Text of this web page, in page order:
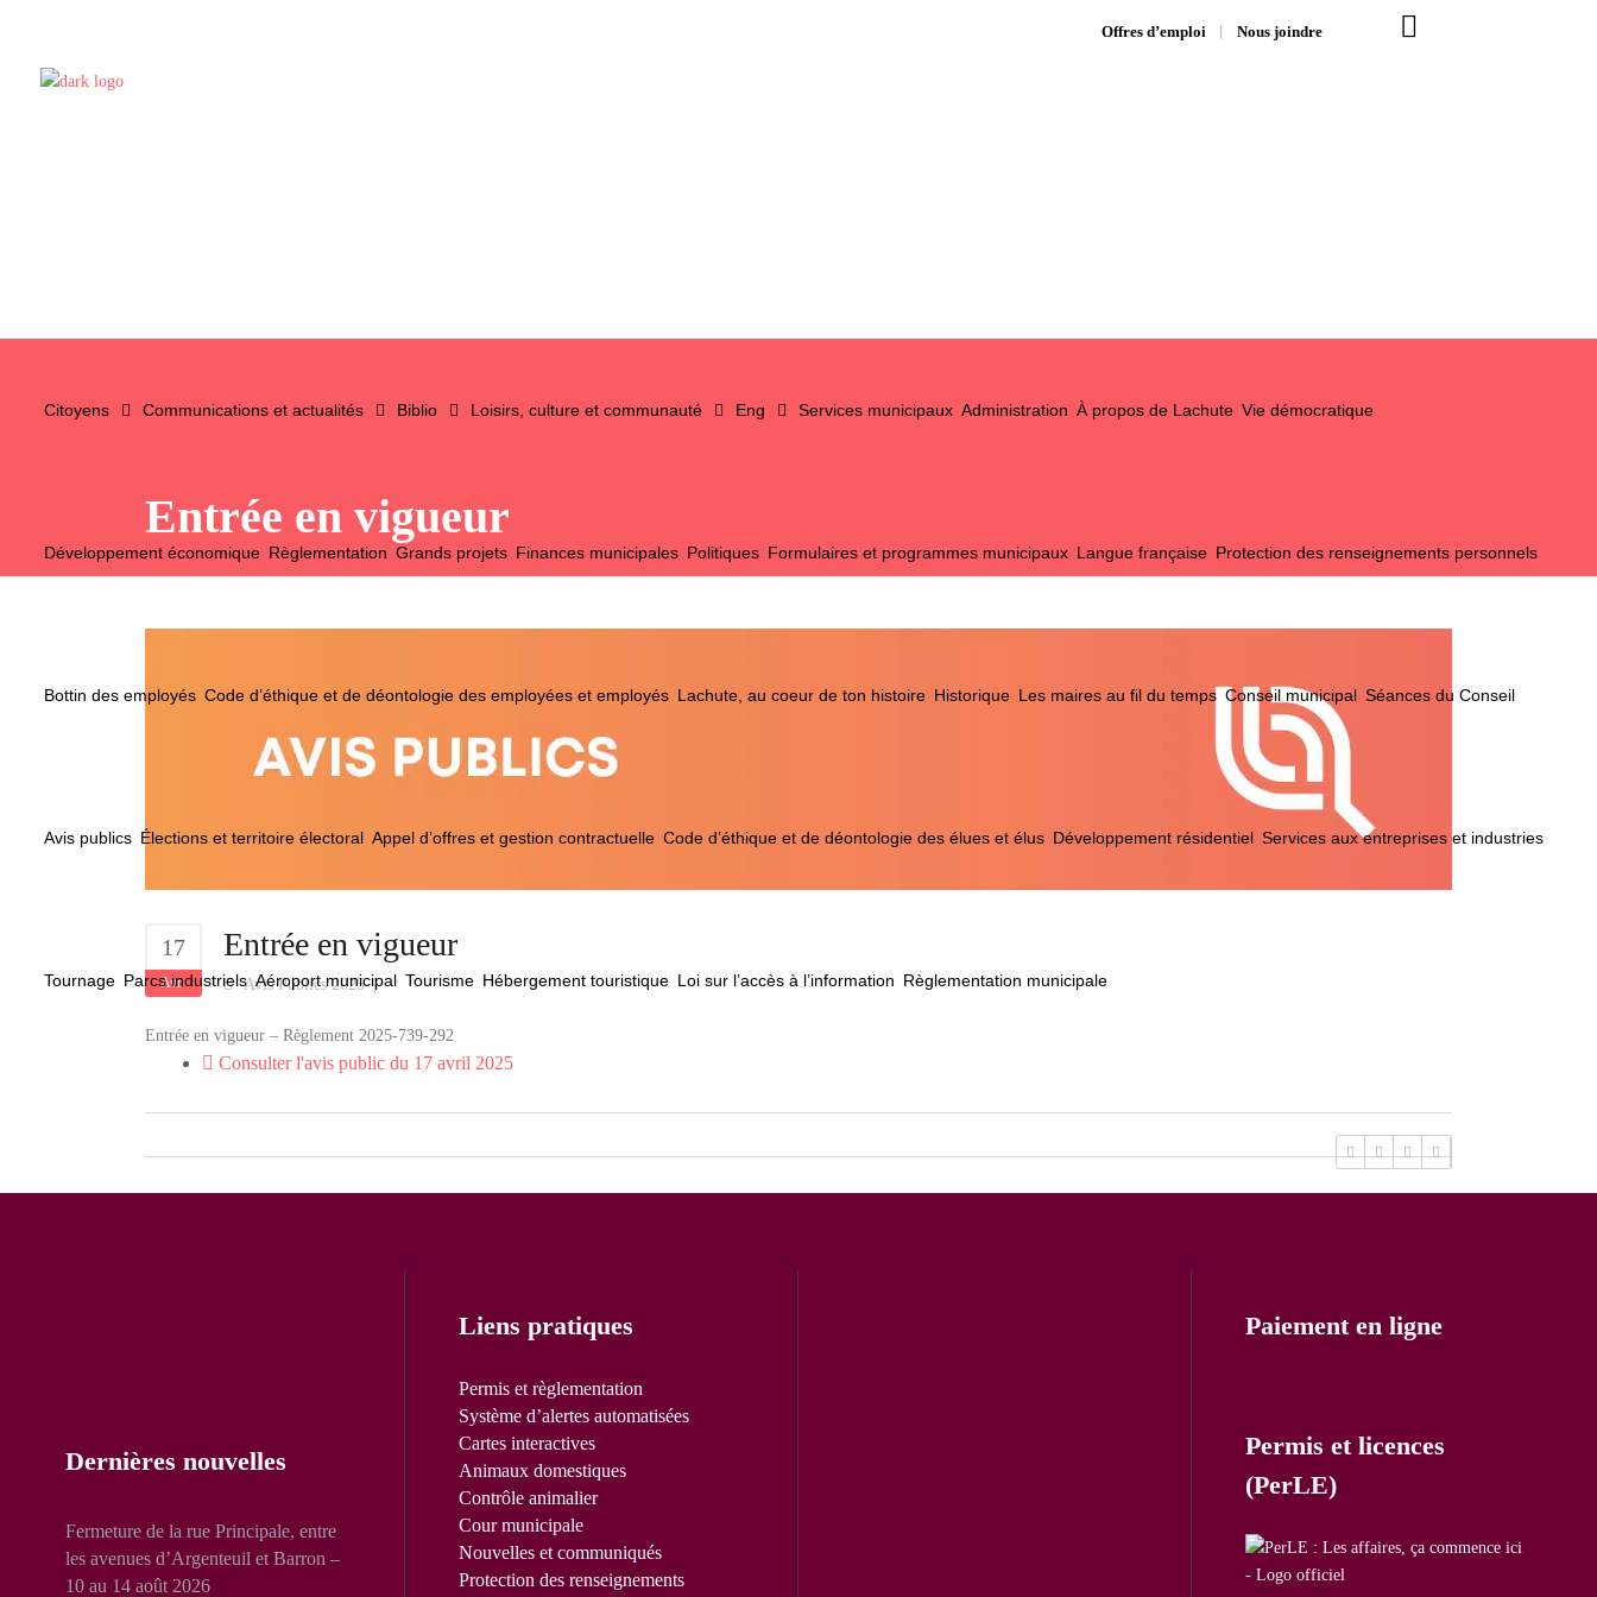
Offres d’emploi Nous joindre
Citoyens Communications et actualités Biblio Loisirs, culture et communauté Eng Services municipaux Administration À propos de Lachute Vie démocratique
Développement économique Règlementation Grands projets Finances municipales Politiques Formulaires et programmes municipaux Langue française Protection des renseignements personnels
Bottin des employés Code d’éthique et de déontologie des employées et employés Lachute, au coeur de ton histoire Historique Les maires au fil du temps Conseil municipal Séances du Conseil
Avis publics Élections et territoire électoral Appel d’offres et gestion contractuelle Code d’éthique et de déontologie des élues et élus Développement résidentiel Services aux entreprises et industries
Tournage Parcs industriels Aéroport municipal Tourisme Hébergement touristique Loi sur l’accès à l’information Règlementation municipale
Entrée en vigueur
17
Avr
Entrée en vigueur
Avis Publics 2025
Entrée en vigueur – Règlement 2025-739-292
Consulter l'avis public du 17 avril 2025
Dernières nouvelles
Fermeture de la rue Principale, entre
les avenues d’Argenteuil et Barron –
10 au 14 août 2026
Liens pratiques
Permis et règlementation
Système d’alertes automatisées
Cartes interactives
Animaux domestiques
Contrôle animalier
Cour municipale
Nouvelles et communiqués
Protection des renseignements
Paiement en ligne
Permis et licences
(PerLE)